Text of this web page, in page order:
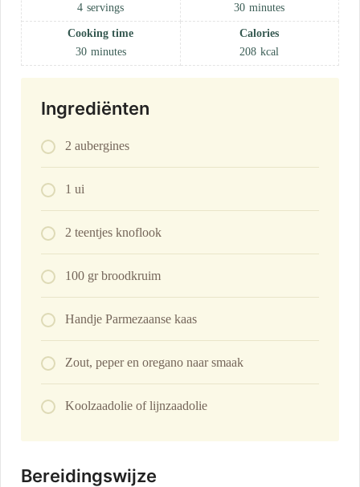
4 servings
30 minutes
Cooking time
30 minutes
Calories
208 kcal
Ingrediënten
2 aubergines
1 ui
2 teentjes knoflook
100 gr broodkruim
Handje Parmezaanse kaas
Zout, peper en oregano naar smaak
Koolzaadolie of lijnzaadolie
Bereidingswijze